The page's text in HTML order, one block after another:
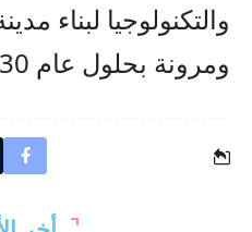
والتكنولوجيا لبناء
ومرونة بحلول عام 2030.